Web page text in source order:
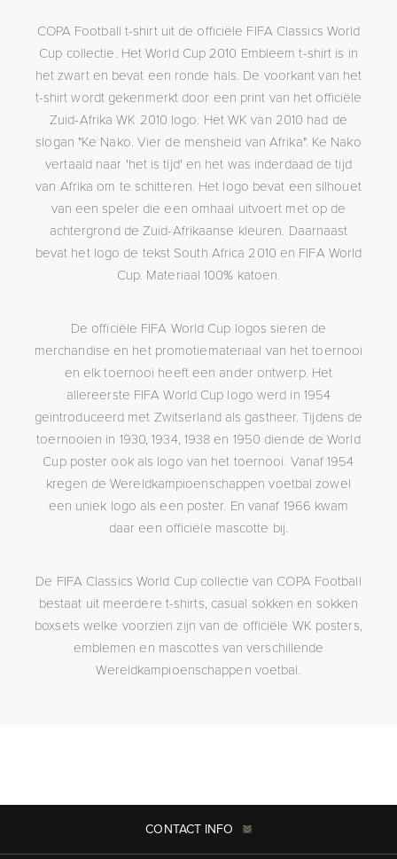
COPA Football t-shirt uit de officiële FIFA Classics World
Cup collectie. Het World Cup 2010 Embleem t-shirt is in
het zwart en bevat een ronde hals. De voorkant van het
t-shirt wordt gekenmerkt door een print van het officiële
Zuid-Afrika WK 2010 logo. Het WK van 2010 had de
slogan "Ke Nako. Vier de mensheid van Afrika". Ke Nako
vertaald naar 'het is tijd' en het was inderdaad de tijd
van Afrika om te schitteren. Het logo bevat een silhouet
van een speler die een omhaal uitvoert met op de
achtergrond de Zuid-Afrikaanse kleuren. Daarnaast
bevat het logo de tekst South Africa 2010 en FIFA World
Cup. Materiaal 100% katoen.
De officiële FIFA World Cup logos sieren de
merchandise en het promotiemateriaal van het toernooi
en elk toernooi heeft een ander ontwerp. Het
allereerste FIFA World Cup logo werd in 1954
geïntroduceerd met Zwitserland als gastheer. Tijdens de
toernooien in 1930, 1934, 1938 en 1950 diende de World
Cup poster ook als logo van het toernooi. Vanaf 1954
kregen de Wereldkampioenschappen voetbal zowel
een uniek logo als een poster. En vanaf 1966 kwam
daar een officiële mascotte bij.
De FIFA Classics World Cup collectie van COPA Football
bestaat uit meerdere t-shirts, casual sokken en sokken
boxsets welke voorzien zijn van de officiële WK posters,
emblemen en mascottes van verschillende
Wereldkampioenschappen voetbal.
CONTACT INFO